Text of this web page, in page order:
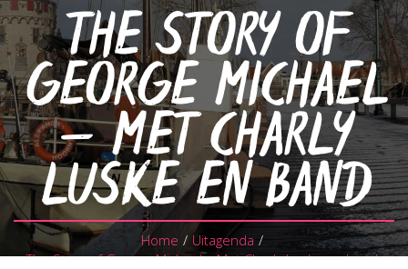
Winkelen & Horeca
Over Hoorn
Plan je bezoek
THE STORY OF
GEORGE MICHAEL
– MET CHARLY
LUSKE EN BAND
Home / Uitagenda /
The Story of George Michael – Met Charly Luske en band